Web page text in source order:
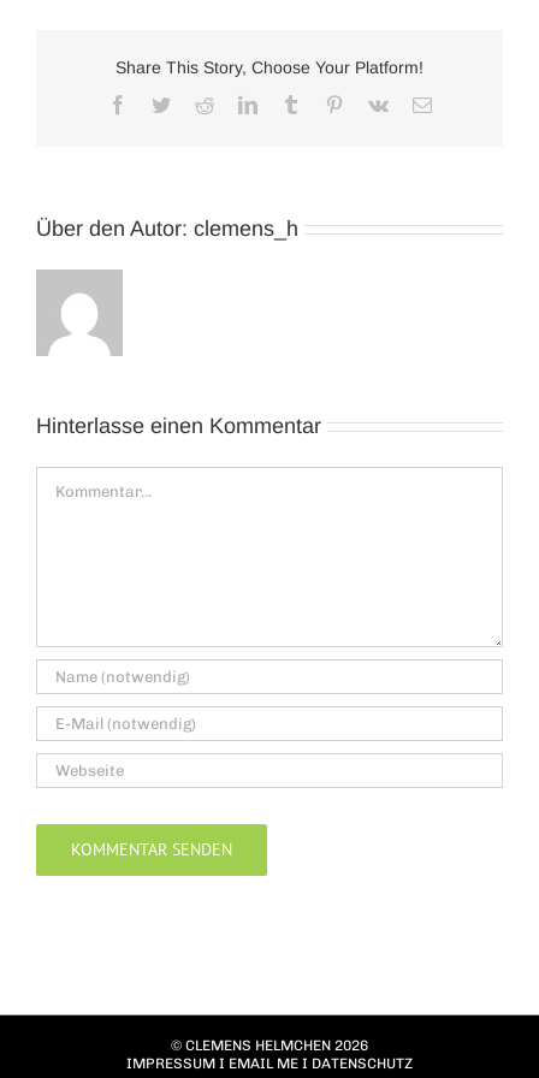
Share This Story, Choose Your Platform!
Facebook
TwitterRedditLinkedInTumblr Pinterest
Vk
E-
Über den Autor: clemens_h
Hinterlasse einen Kommentar
© CLEMENS HELMCHEN 2026
IMPRESSUM I EMAIL ME I DATENSCHUTZ